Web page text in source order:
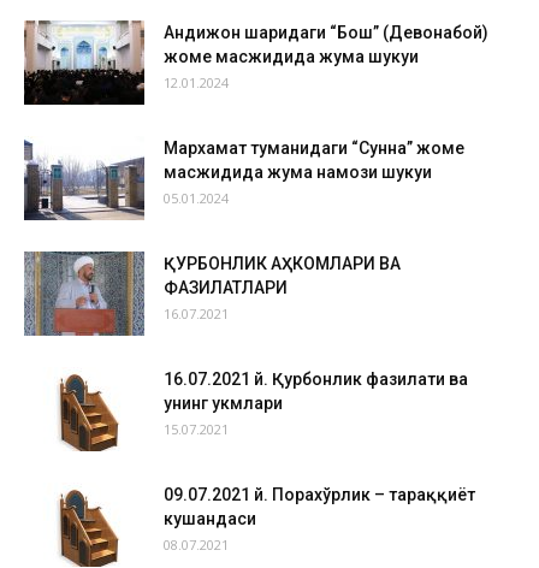
Андижон шаҳридаги “Бош” (Девонабой)
жоме масжидида жума шукуҳи
12.01.2024
Мархамат туманидаги “Сунна” жоме
масжидида жума намози шукуҳи
05.01.2024
ҚУРБОНЛИК АҲКОМЛАРИ ВА
ФАЗИЛАТЛАРИ
16.07.2021
16.07.2021 й. Қурбонлик фазилати ва
унинг ҳукмлари
15.07.2021
09.07.2021 й. Порахўрлик – тараққиёт
кушандаси
08.07.2021